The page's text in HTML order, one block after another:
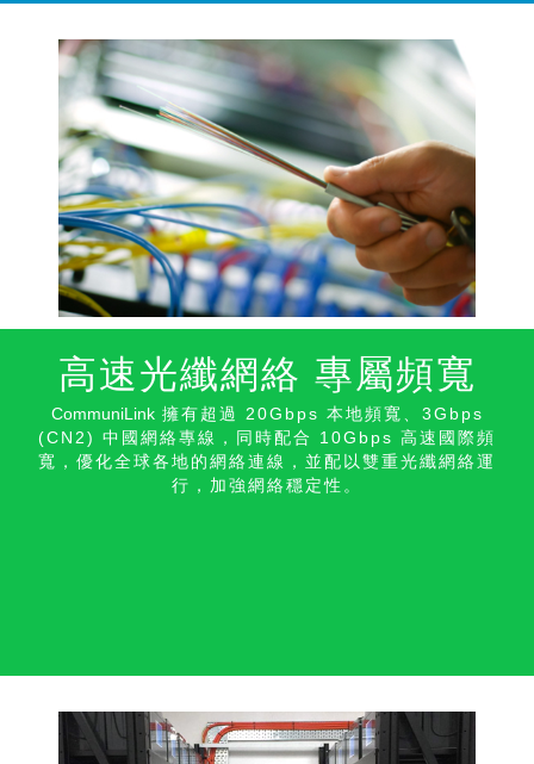
高速光纖網絡 專屬頻寬
CommuniLink擁有超過 20Gbps 本地頻寬、3Gbps
(CN2) 中國網絡專線，同時配合 10Gbps 高速國際頻
寬，優化全球各地的網絡連線，並配以雙重光纖網絡運
行，加強網絡穩定性。